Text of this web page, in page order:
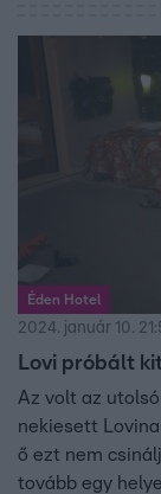
Éden Hotel
2024. január 10.
Lovi próbált
Az volt az
nekiesett
ő ezt nem
tovább egy